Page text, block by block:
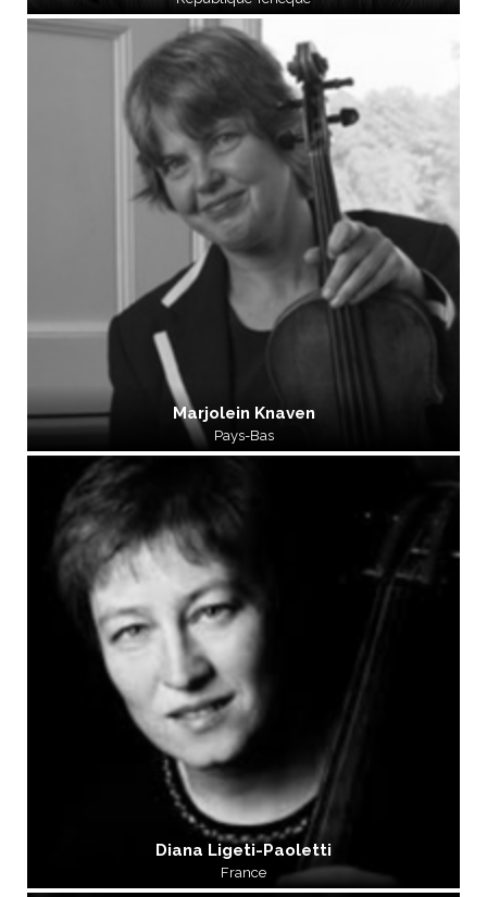
Marjolein Knaven
Pays-Bas
Diana Ligeti-Paoletti
France